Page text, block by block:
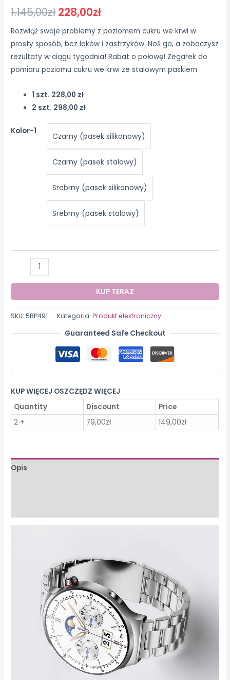
1.145,00zł 228,00zł
Rozwiąż swoje problemy z poziomem cukru we krwi w
prosty sposób, bez leków i zastrzyków. Noś go, a zobaczysz
rezultaty w ciągu tygodnia! Rabat o połowę! Zegarek do
pomiaru poziomu cukru we krwi ze stalowym paskiem
1 szt. 228,00 zł
2 szt. 298,00 zł
Kolor-1
Czarny (pasek silikonowy)
Czarny (pasek stalowy)
Srebrny (pasek silikonowy)
Srebrny (pasek stalowy)
Zegarek
pomiaru
poziomu
paskiem
KUP TERAZ
SKU:5BP491 Kategoria:Produkt elektroniczny
Guaranteed Safe Checkout
KUP WIĘCEJ OSZCZĘDZ WIĘCEJ
Quantity
Discount
Price
2 +
79,00zł 149,00zł
Opis